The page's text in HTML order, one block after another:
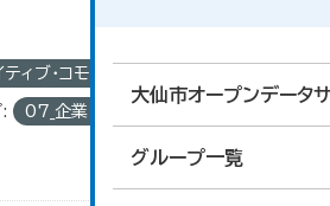
大仙市オープンデータ
グループ一覧
ティブ・コモンズ 表示
07_企業・家計・経済